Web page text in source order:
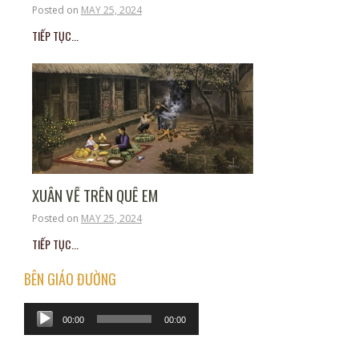
Posted on MAY 25, 2024
TIẾP TỤC...
XUÂN VỀ TRÊN QUÊ EM
Posted on MAY 25, 2024
TIẾP TỤC...
BÊN GIÁO ĐƯỜNG
Audio
Player
00:00 00:00